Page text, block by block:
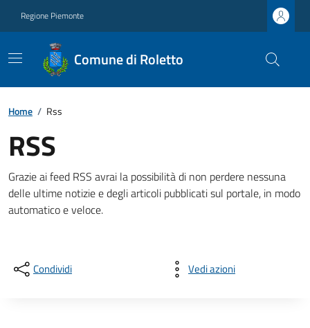
Regione Piemonte
Comune di Roletto
Home / Rss
RSS
Grazie ai feed RSS avrai la possibilità di non perdere nessuna
delle ultime notizie e degli articoli pubblicati sul portale, in modo
automatico e veloce.
Condividi Vedi azioni